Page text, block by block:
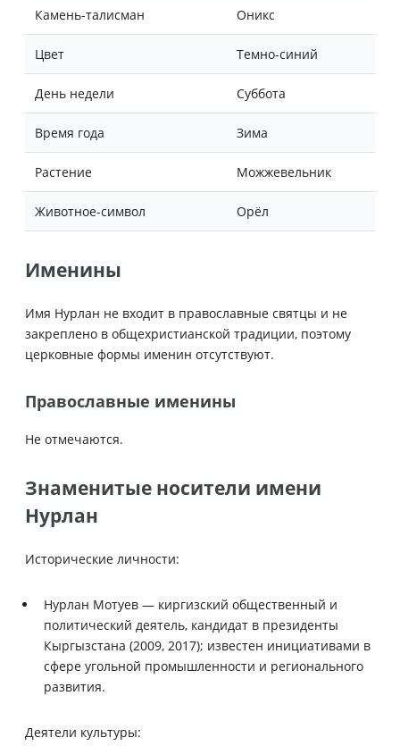
Камень-талисман Оникс
Цвет Темно-синий
День недели Суббота
Время года Зима
Растение Можжевельник
Животное-символ Орёл
Именины
Имя Нурлан не входит в православные святцы и не
закреплено в общехристианской традиции, поэтому
церковные формы именин отсутствуют.
Православные именины
Не отмечаются.
Знаменитые носители имени
Нурлан
Исторические личности:
Нурлан Мотуев — киргизский общественный и
политический деятель, кандидат в президенты
Кыргызстана (2009, 2017); известен инициативами в
сфере угольной промышленности и регионального
развития.
Деятели культуры: